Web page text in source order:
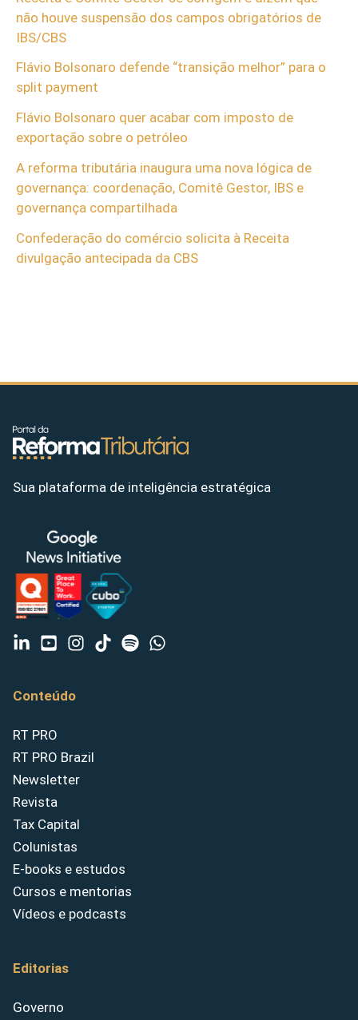
não houve suspensão dos campos obrigatórios de
IBS/CBS
Flávio Bolsonaro defende “transição melhor” para o
split payment
Flávio Bolsonaro quer acabar com imposto de
exportação sobre o petróleo
A reforma tributária inaugura uma nova lógica de
governança: coordenação, Comitê Gestor, IBS e
governança compartilhada
Confederação do comércio solicita à Receita
divulgação antecipada da CBS
Sua plataforma de inteligência estratégica
Conteúdo
RT PRO
RT PRO Brazil
Newsletter
Revista
Tax Capital
Colunistas
E-books e estudos
Cursos e mentorias
Vídeos e podcasts
Editorias
Governo